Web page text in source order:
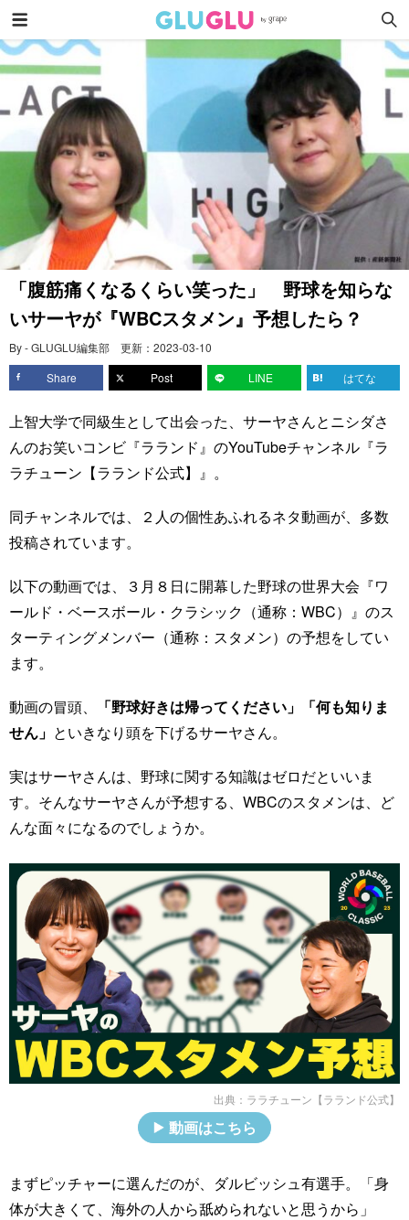
「腹筋痛くなるくらい笑った」 野球を知らな
いサーヤが『WBCスタメン』予想したら？
By - GLUGLU編集部 更新： 2023-03-10
Share
Post LINE はてな
上智大学で同級生として出会った、サーヤさんとニシダさ
んのお笑いコンビ『ラランド』のYouTubeチャンネル『ラ
ラチューン【ラランド公式】』。
同チャンネルでは、２人の個性あふれるネタ動画が、多数
投稿されています。
以下の動画では、３月８日に開幕した野球の世界大会『ワ
ールド・ベースボール・クラシック（通称：WBC）』のス
ターティングメンバー（通称：スタメン）の予想をしてい
ます。
動画の冒頭、
「野球好きは帰ってください」「何も知りま
せん」 といきなり頭を下げるサーヤさん。
実はサーヤさんは、野球に関する知識はゼロだといいま
す。そんなサーヤさんが予想する、WBCのスタメンは、ど
んな面々になるのでしょうか。
出典： ララチューン【ラランド公式】
動画はこちら
まずピッチャーに選んだのが、ダルビッシュ有選手。「身
体が大きくて、海外の人から舐められないと思うから」